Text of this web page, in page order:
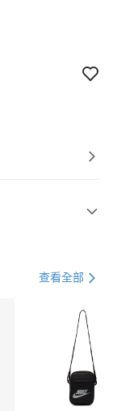
21家銀行
查看全部